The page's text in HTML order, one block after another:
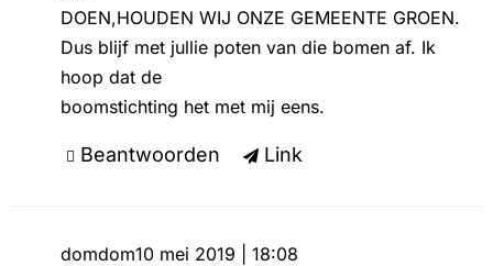
DOEN,HOUDEN WIJ ONZE GEMEENTE GROEN.
Dus blijf met jullie poten van die bomen af. Ik
hoop dat de
boomstichting het met mij eens.
Beantwoorden Link
domdom10 mei 2019 | 18:08